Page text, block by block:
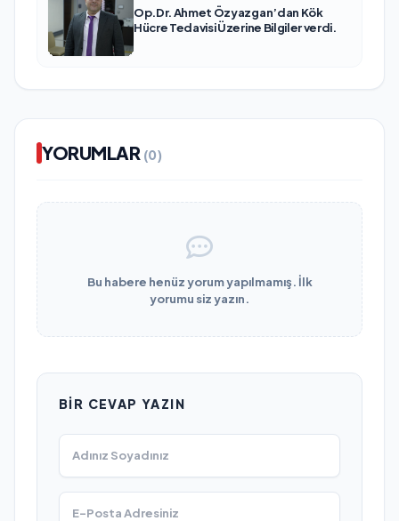
Op.Dr. Ahmet Özyazgan’dan Kök
Hücre Tedavisi Üzerine Bilgiler verdi.
YORUMLAR (0)
Bu habere henüz yorum yapılmamış. İlk
yorumu siz yazın.
BIR CEVAP YAZIN